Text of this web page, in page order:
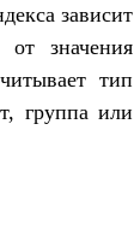
зависит
значения
тип
группа или